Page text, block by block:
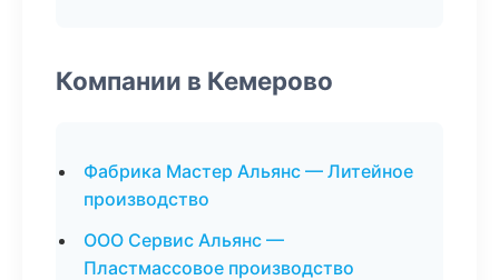
Компании в Кемерово
Фабрика Мастер Альянс — Литейное
производство
ООО Сервис Альянс —
Пластмассовое производство